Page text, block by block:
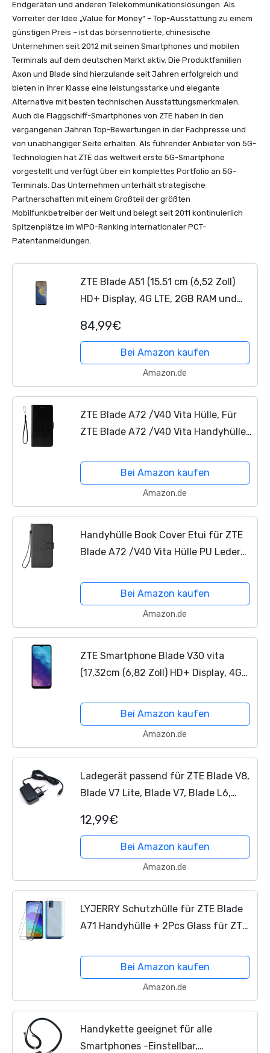
Endgeräten und anderen Telekommunikationslösungen. Als
Vorreiter der Idee „Value for Money“ – Top-Ausstattung zu einem
günstigen Preis – ist das börsennotierte, chinesische
Unternehmen seit 2012 mit seinen Smartphones und mobilen
Terminals auf dem deutschen Markt aktiv. Die Produktfamilien
Axon und Blade sind hierzulande seit Jahren erfolgreich und
bieten in ihrer Klasse eine leistungsstarke und elegante
Alternative mit besten technischen Ausstattungsmerkmalen.
Auch die Flaggschiff-Smartphones von ZTE haben in den
vergangenen Jahren Top-Bewertungen in der Fachpresse und
von unabhängiger Seite erhalten. Als führender Anbieter von 5G-
Technologien hat ZTE das weltweit erste 5G-Smartphone
vorgestellt und verfügt über ein komplettes Portfolio an 5G-
Terminals. Das Unternehmen unterhält strategische
Partnerschaften mit einem Großteil der größten
Mobilfunkbetreiber der Welt und belegt seit 2011 kontinuierlich
Spitzenplätze im WIPO-Ranking internationaler PCT-
Patentanmeldungen.
ZTE Blade A51 (15.51 cm (6,52 Zoll)
HD+ Display, 4G LTE, 2GB RAM und
Hauptkamera und 5MP Frontkamera,
Dual-SIM, Android 11 GO)...
84,99€
Bei Amazon kaufen
Amazon.de
ZTE Blade A72 /V40 Vita Hülle, Für
ZTE Blade A72 /V40 Vita Handyhülle
Klapphülle Magnet Schutzhülle
Tasche Skin Ständer...
Bei Amazon kaufen
Amazon.de
Handyhülle Book Cover Etui für ZTE
Blade A72 /V40 Vita Hülle PU Leder
Flip Brieftasche Huelle mit Ständer
Kompatibel mit...
Bei Amazon kaufen
Amazon.de
ZTE Smartphone Blade V30 vita
(17,32cm (6,82 Zoll) HD+ Display, 4G
Speicher, 48MP Hauptkamera und
8MP Frontkamera, Dual-SIM,...
Bei Amazon kaufen
Amazon.de
Ladegerät passend für ZTE Blade V8,
Blade V7 Lite, Blade V7, Blade L6,
A3 A5 A7 2020, Ladekabel Schnell-
Netzladegerät...
12,99€
Bei Amazon kaufen
Amazon.de
LYJERRY Schutzhülle für ZTE Blade
A71 Handyhülle + 2Pcs Glass für ZTE
Schutzhülle Silikon Handytasche
Displayschutzfolie
Bei Amazon kaufen
Amazon.de
Handykette geeignet für alle
Smartphones -Einstellbar,